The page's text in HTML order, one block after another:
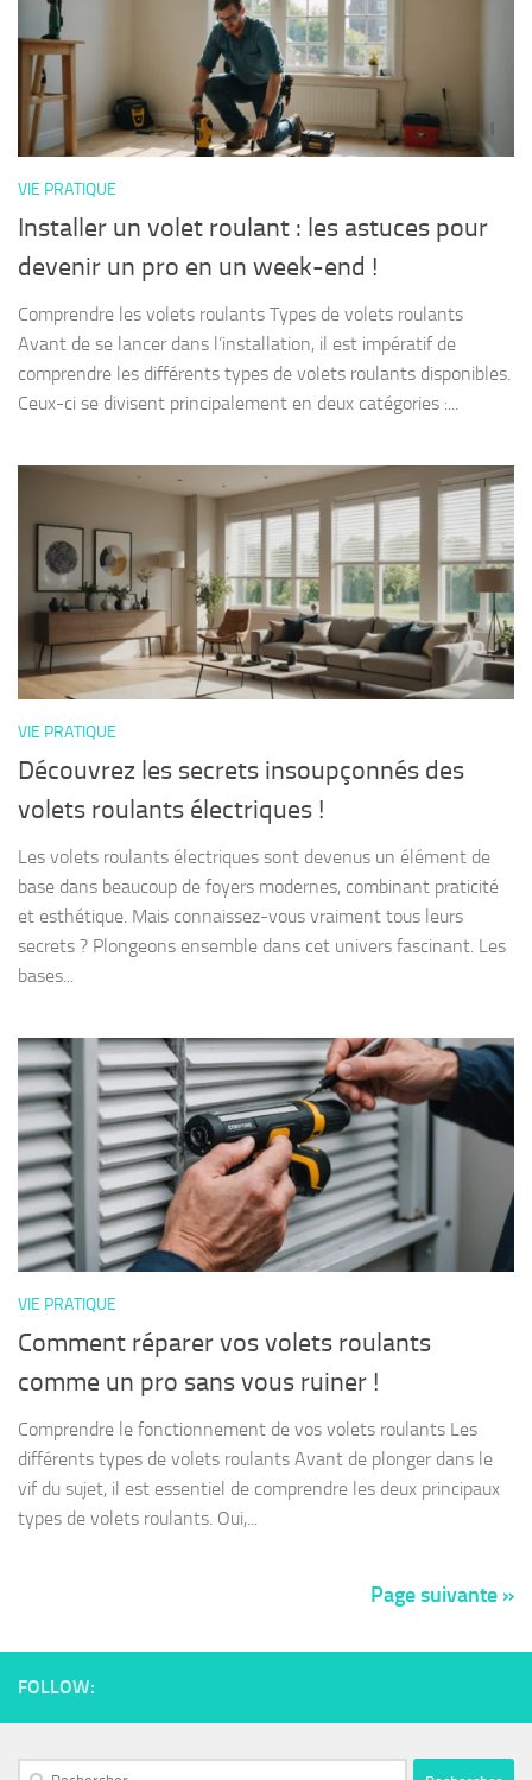
VIE PRATIQUE
Installer un volet roulant : les astuces pour
devenir un pro en un week-end !
Comprendre les volets roulants Types de volets roulants
Avant de se lancer dans l’installation, il est impératif de
comprendre les différents types de volets roulants disponibles.
Ceux-ci se divisent principalement en deux catégories :...
VIE PRATIQUE
Découvrez les secrets insoupçonnés des
volets roulants électriques !
Les volets roulants électriques sont devenus un élément de
base dans beaucoup de foyers modernes, combinant praticité
et esthétique. Mais connaissez-vous vraiment tous leurs
secrets ? Plongeons ensemble dans cet univers fascinant. Les
bases...
VIE PRATIQUE
Comment réparer vos volets roulants
comme un pro sans vous ruiner !
Comprendre le fonctionnement de vos volets roulants Les
différents types de volets roulants Avant de plonger dans le
vif du sujet, il est essentiel de comprendre les deux principaux
types de volets roulants. Oui,...
Page suivante »
FOLLOW: